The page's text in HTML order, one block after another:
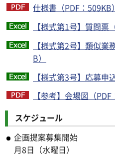
仕様書（PDF：509KB）
【様式第1号】質問票
【様式第2号】類似
B）
【様式第3号】応募申
【参考】会場図（PDF
スケジュール
企画提案募
月8日（水曜日）